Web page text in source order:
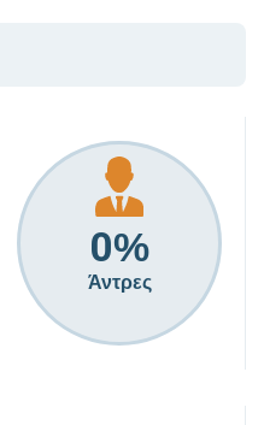
0%
Άντρες